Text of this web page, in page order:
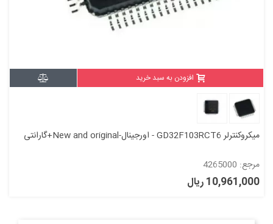
افزودن به سبد خرید
میکروکنترلر GD32F103RCT6 - اورجینال-New and original+گارانتی
مرجع: 4265000
10,961,000 ریال